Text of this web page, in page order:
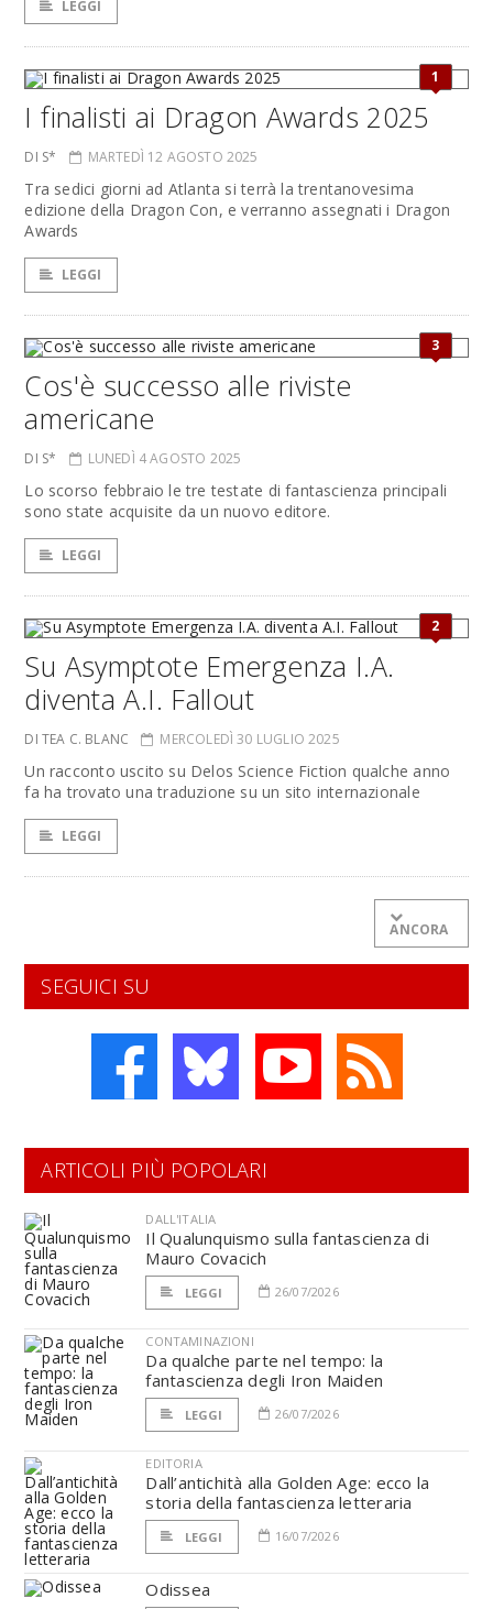
LEGGI
1
I finalisti ai Dragon Awards 2025
DI S* MARTEDÌ 12 AGOSTO 2025
Tra sedici giorni ad Atlanta si terrà la trentanovesima
edizione della Dragon Con, e verranno assegnati i Dragon
Awards
LEGGI
3
Cos'è successo alle riviste
americane
DI S* LUNEDÌ 4 AGOSTO 2025
Lo scorso febbraio le tre testate di fantascienza principali
sono state acquisite da un nuovo editore.
LEGGI
2
Su Asymptote Emergenza I.A.
diventa A.I. Fallout
DI TEA C. BLANC MERCOLEDÌ 30 LUGLIO 2025
Un racconto uscito su Delos Science Fiction qualche anno
fa ha trovato una traduzione su un sito internazionale
LEGGI
ANCORA
SEGUICI SU
ARTICOLI PIÙ POPOLARI
DALL'ITALIA
Il Qualunquismo sulla fantascienza di
Mauro Covacich
LEGGI 26/07/2026
CONTAMINAZIONI
Da qualche parte nel tempo: la
fantascienza degli Iron Maiden
LEGGI 26/07/2026
EDITORIA
Dall’antichità alla Golden Age: ecco la
storia della fantascienza letteraria
LEGGI 16/07/2026
Odissea